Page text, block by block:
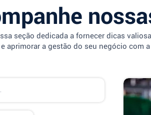
seção dedicada a fornecer dicas
aprimorar a gestão do seu negócio com